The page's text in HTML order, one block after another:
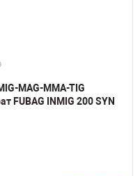
MAG-MMA-TIG
FUBAG INMIG 200 SYN